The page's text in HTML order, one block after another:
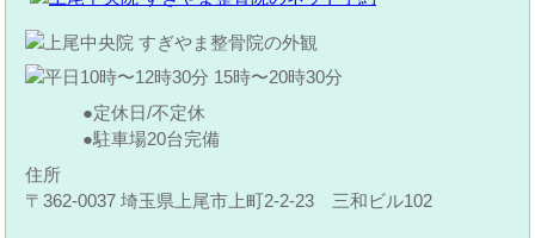
定休日/不定休
駐車場20台完備
住所
〒362-0037 埼玉県上尾市上町2-2-23 三和ビル102